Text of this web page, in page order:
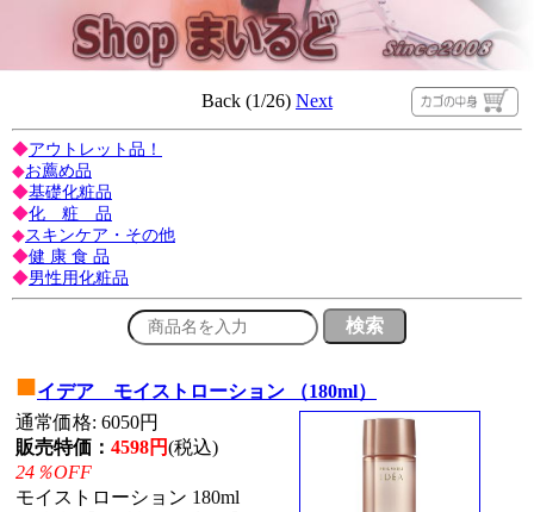
Back (1/26) Next
◆アウトレット品！
◆お薦め品
◆基礎化粧品
◆化 粧 品
◆スキンケア・その他
◆健 康 食 品
◆男性用化粧品
■イデア モイストローション （180ml）
通常価格: 6050円
販売特価： 4598円(税込)
24％OFF
モイストローション 180ml